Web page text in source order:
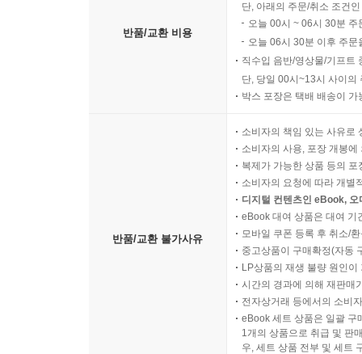
반품/교환 비용
단, 아래의 주문/취소 조건
오늘 00시 ~ 06시 30분
오늘 06시 30분 이후 주
직수입 음반/영상물/기프트
단, 당일 00시~13시 사이의
박스 포장은 택배 배송이
반품/교환 불가사유
소비자의 책임 있는 사유로
소비자의 사용, 포장 개봉
복제가 가능한 상품 등의
소비자의 요청에 따라 개별
디지털 컨텐츠인 eBook,
eBook 대여 상품은 대여 기
모바일 쿠폰 등록 후 취소/
중고상품이 구매확정(자동
LP상품의 재생 불량 원인
시간의 경과에 의해 재판매
전자상거래 등에서의 소비
eBook 세트 상품은 일괄 구
1개의 상품으로 취급 및 판
우, 세트 상품 전부 및 세트